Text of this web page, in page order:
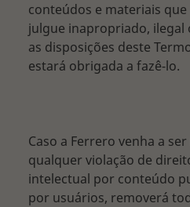
conteúdos e materiais
julgue inapropriado,
as disposições deste
estará obrigada a fazê-lo.
Caso a Ferrero venha a
qualquer violação de
intelectual por conteúdo
por usuários, removerá